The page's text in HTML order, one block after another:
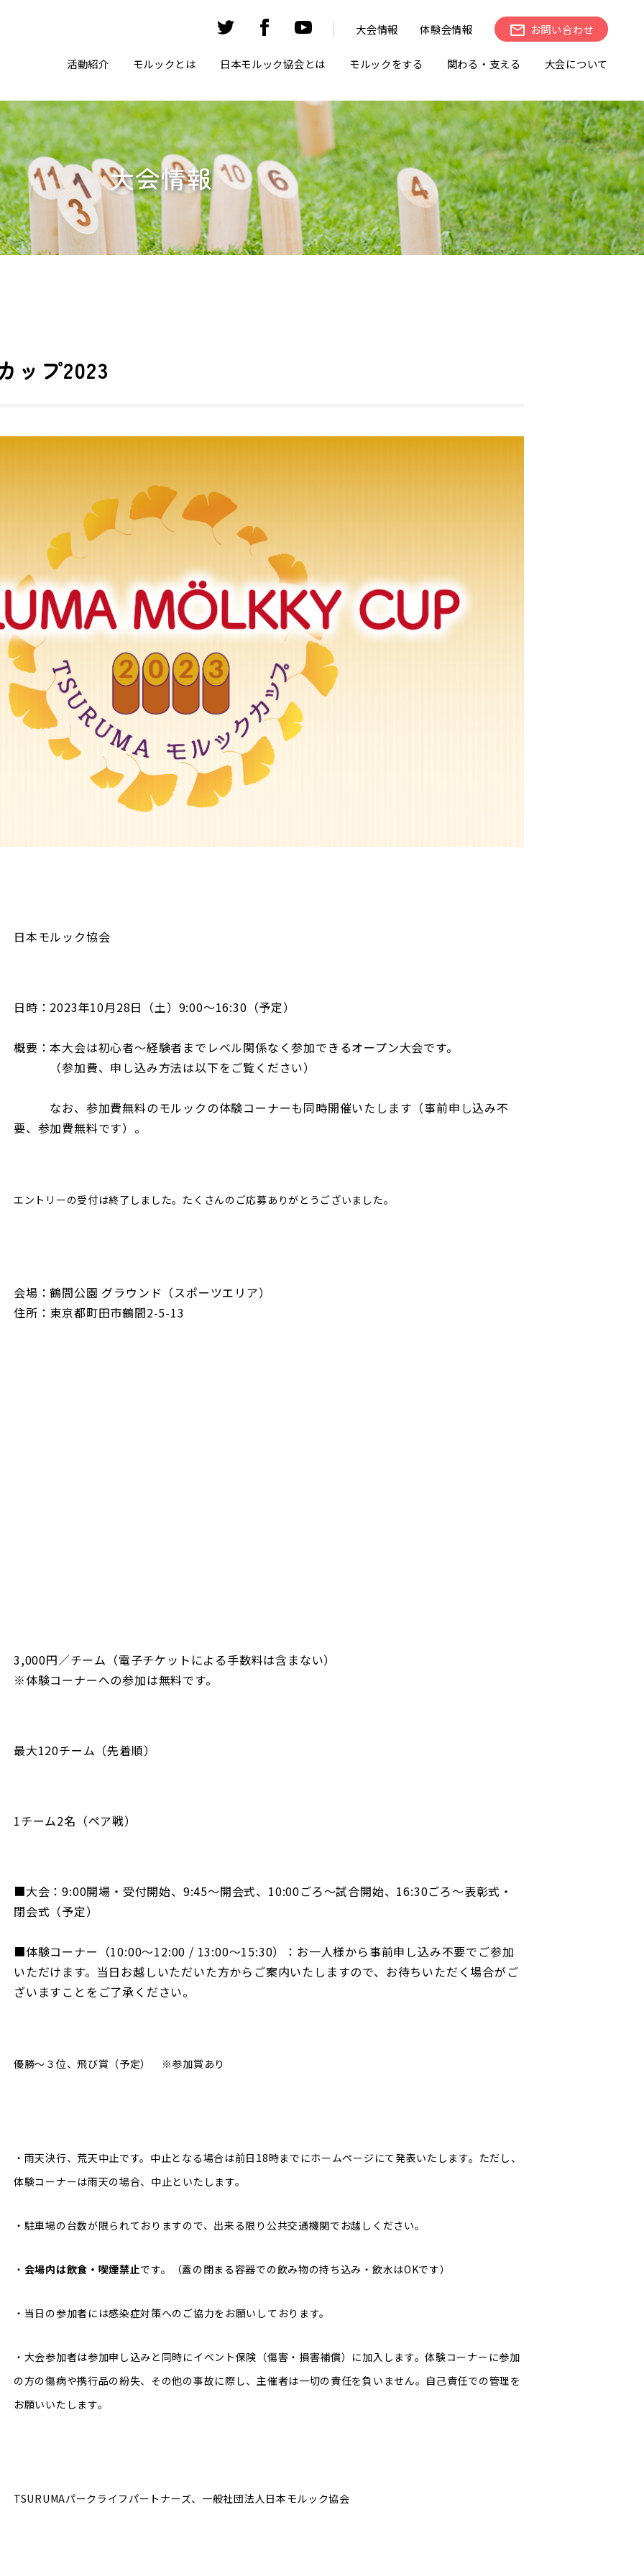
大会情報 体験会情報 お問い合わせ
活動紹介 モルックとは 日本モルック協会とは モルックをする 関わる・支える 大会について
大会情報
ップ2023
日本モルック協会
日時：2023年10月28日（土）9:00〜16:30（予定）
概要：本大会は初心者〜経験者までレベル関係なく参加できるオープン大会です。
（参加費、申し込み方法は以下をご覧ください）
なお、参加費無料のモルックの体験コーナーも同時開催いたします（事前申し込み不
要、参加費無料です）。
エントリーの受付は終了しました。たくさんのご応募ありがとうございました。
会場：鶴間公園 グラウンド（スポーツエリア）
住所：東京都町田市鶴間2-5-13
3,000円／チーム（電子チケットによる手数料は含まない）
※体験コーナーへの参加は無料です。
最大120チーム（先着順）
1チーム2名（ペア戦）
■大会：9:00開場・受付開始、9:45〜開会式、10:00ごろ〜試合開始、16:30ごろ〜表彰式・
閉会式（予定）
■体験コーナー（10:00〜12:00 / 13:00〜15:30）：お一人様から事前申し込み不要でご参加
いただけます。当日お越しいただいた方からご案内いたしますので、お待ちいただく場合がご
ざいますことをご了承ください。
優勝〜３位、飛び賞（予定） ※参加賞あり
・雨天決行、荒天中止です。中止となる場合は前日18時までにホームページにて発表いたします。ただし、
体験コーナーは雨天の場合、中止といたします。
・駐車場の台数が限られておりますので、出来る限り公共交通機関でお越しください。
・ 会場内は飲食・喫煙禁止です。（蓋の閉まる容器での飲み物の持ち込み・飲水はOKです）
・当日の参加者には感染症対策へのご協力をお願いしております。
・大会参加者は参加申し込みと同時にイベント保険（傷害・損害補償）に加入します。体験コーナーに参加
の方の傷病や携行品の紛失、その他の事故に際し、主催者は一切の責任を負いません。自己責任での管理を
お願いいたします。
TSURUMAパークライフパートナーズ、一般社団法人日本モルック協会